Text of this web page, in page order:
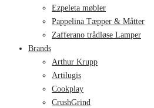
Ezpeleta møbler
Pappelina Tæpper & Måtter
Zafferano trådløse Lamper
Brands
Arthur Krupp
Artilugis
Cookplay
CrushGrind